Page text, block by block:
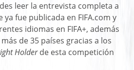
leer la entrevista completa a
fue publicada en FIFA.com y
idiomas en FIFA+, además
de 35 países gracias a los
Holderde esta competición